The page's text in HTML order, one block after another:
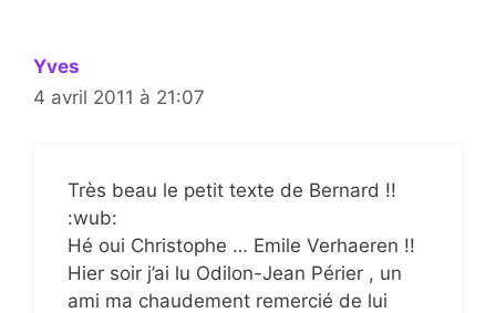
Yves
4 avril 2011 à 21:07
Très beau le petit texte de Bernard !!
:wub:
Hé oui Christophe … Emile Verhaeren !!
Hier soir j’ai lu Odilon-Jean Périer , un
ami ma chaudement remercié de lui